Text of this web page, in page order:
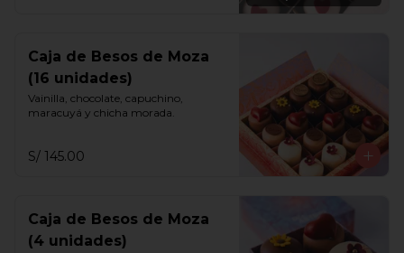
Caja de Besos de Moza
(16 unidades)
Vainilla, chocolate, capuchino,
maracuyá y chicha morada.
S/ 145.00
Caja de Besos de Moza
(4 unidades)